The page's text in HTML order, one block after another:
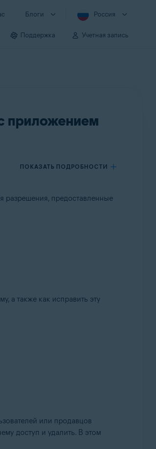
Блоги Россия
Поддержка Учетная запись
приложением
ПОКАЗАТЬ ПОДРОБНОСТИ
разрешения, предоставленные
а также как исправить эту
или продавцов
доступ и удалить. В этом